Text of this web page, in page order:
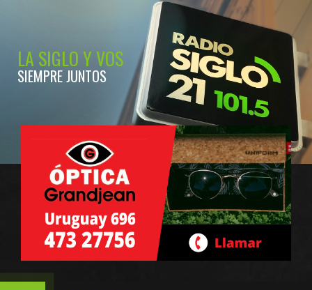
LA SIGLO Y VOS
SIEMPRE JUNTOS